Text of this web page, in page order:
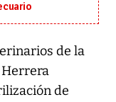
de la
Herrera
de